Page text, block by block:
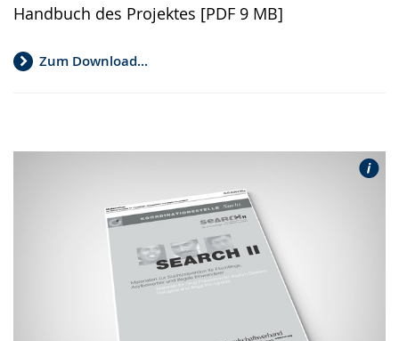
Handbuch des Projektes [PDF 9 MB]
Zum Download...